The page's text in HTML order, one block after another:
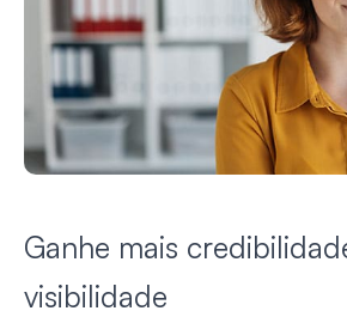
Ganhe mais
visibilidade